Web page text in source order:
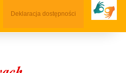
Deklaracja dostępności